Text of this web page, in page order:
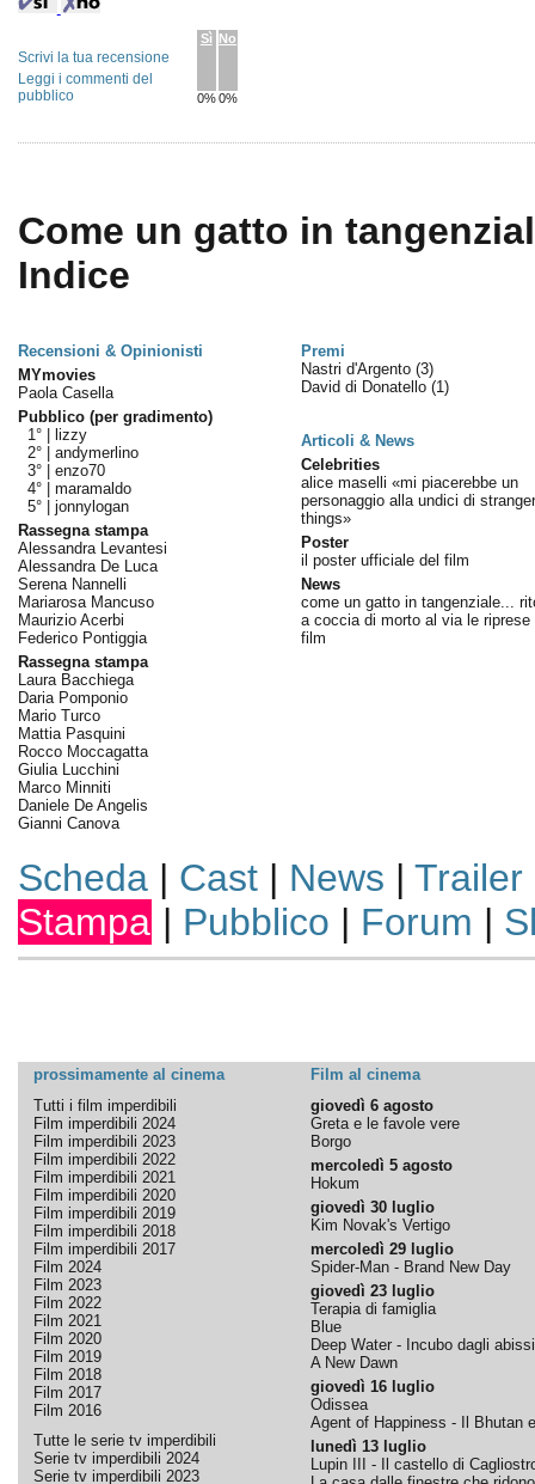
Sì
0%
No
0%
Scrivi la tua recensione
Leggi i commenti del
pubblico
Come un gatto in
Indice
Recensioni & Opinionisti
Premi
MYmovies
Paola Casella
Pubblico (per gradimento)
1° |
lizzy
2° | andymerlino
3° | enzo70
4° | maramaldo
5° | jonnylogan
Rassegna stampa
Alessandra Levantesi
Alessandra De Luca
Serena Nannelli
Mariarosa Mancuso
Maurizio Acerbi
Federico Pontiggia
Rassegna stampa
Laura Bacchiega
Daria Pomponio
Mario Turco
Mattia Pasquini
Rocco Moccagatta
Giulia Lucchini
Marco Minniti
Daniele De Angelis
Gianni Canova
Nastri d'Argento (3)
David di Donatello (1)
Articoli & News
Celebrities
alice maselli «mi piacerebbe un
personaggio alla undici di stranger
things»
Poster
il poster ufficiale del film
News
come un gatto in tangenziale...
a coccia di morto al via le riprese
film
Scheda| Cast| News | Trailer
Stampa | Pubblico | Forum |
prossimamente al cinema
Film al cinema
Tutti i film imperdibili
Film imperdibili 2024
Film imperdibili 2023
Film imperdibili 2022
Film imperdibili 2021
Film imperdibili 2020
Film imperdibili 2019
Film imperdibili 2018
Film imperdibili 2017
Film 2024
Film 2023
Film 2022
Film 2021
Film 2020
Film 2019
Film 2018
Film 2017
Film 2016
Tutte le serie tv imperdibili
Serie tv imperdibili 2024
Serie tv imperdibili 2023
giovedì 6 agosto
Greta e le favole vere
Borgo
mercoledì 5 agosto
Hokum
giovedì 30 luglio
Kim Novak's Vertigo
mercoledì 29 luglio
Spider-Man - Brand New Day
giovedì 23 luglio
Terapia di famiglia
Blue
Deep Water - Incubo dagli abissi
A New Dawn
giovedì 16 luglio
Odissea
Agent of Happiness - Il Bhutan
lunedì 13 luglio
Lupin III - Il castello di